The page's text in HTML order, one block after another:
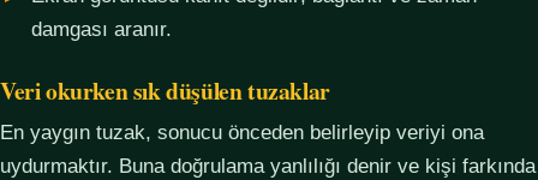
damgası aranır.
Veri okurken sık düşülen tuzaklar
En yaygın tuzak, sonucu önceden belirleyip veriyi ona
uydurmaktır. Buna doğrulama yanlılığı denir ve kişi farkında